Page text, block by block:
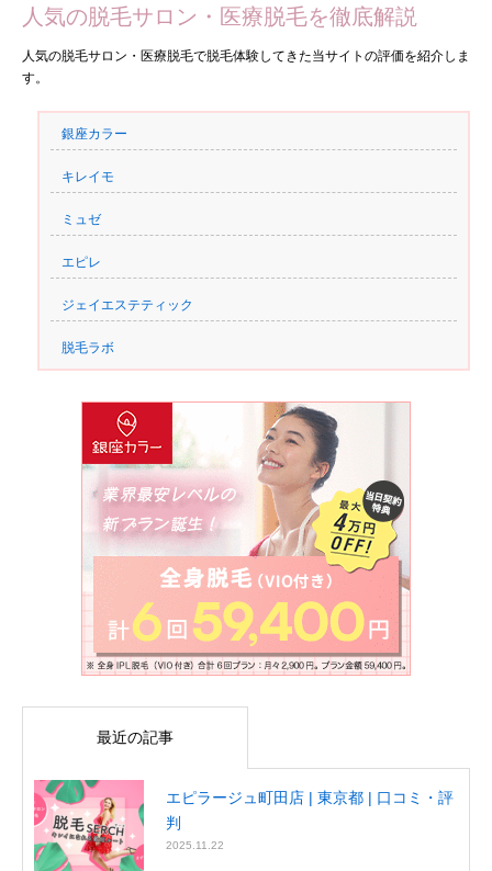
人気の脱毛サロン・医療脱毛を徹底解説
人気の脱毛サロン・医療脱毛で脱毛体験してきた当サイトの評価を紹介しま
す。
銀座カラー
キレイモ
ミュゼ
エピレ
ジェイエステティック
脱毛ラボ
最近の記事
エピラージュ町田店 | 東京都 | 口コミ・評
判
2025.11.22